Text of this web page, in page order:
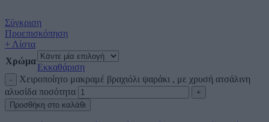
Σύγκριση
Προεπισκόπηση
+ Λίστα
Χρώμα
Εκκαθάριση
Χειροποίητο μακραμέ βραχιόλι ψαράκι , με χρυσή ατσάλινη
αλυσίδα ποσότητα
Προσθήκη στο καλάθι